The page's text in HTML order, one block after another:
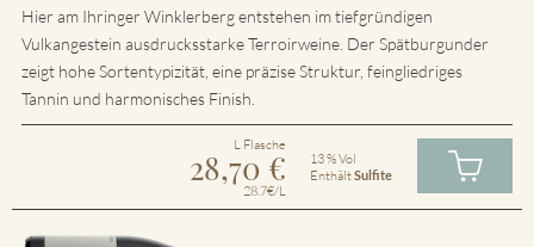
Hier am Ihringer Winklerberg entstehen im tiefgründigen
Vulkangestein ausdrucksstarke Terroirweine. Der Spätburgunder
zeigt hohe Sortentypizität, eine präzise Struktur, feingliedriges
Tannin und harmonisches Finish.
L Flasche
28,70 €
28.7€/L
13 % Vol
EnthältSulfite